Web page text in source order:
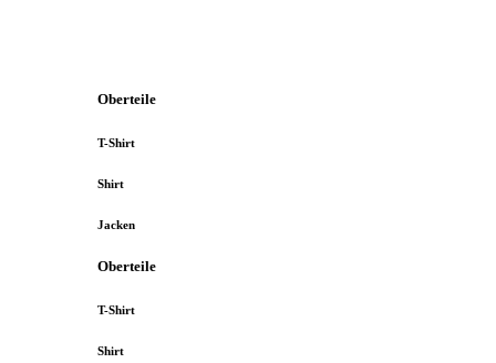
Oberteile
T-Shirt
Shirt
Jacken
Oberteile
T-Shirt
Shirt